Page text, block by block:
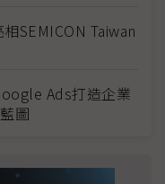
SEMICON Taiwan
Ads打造企業
圖